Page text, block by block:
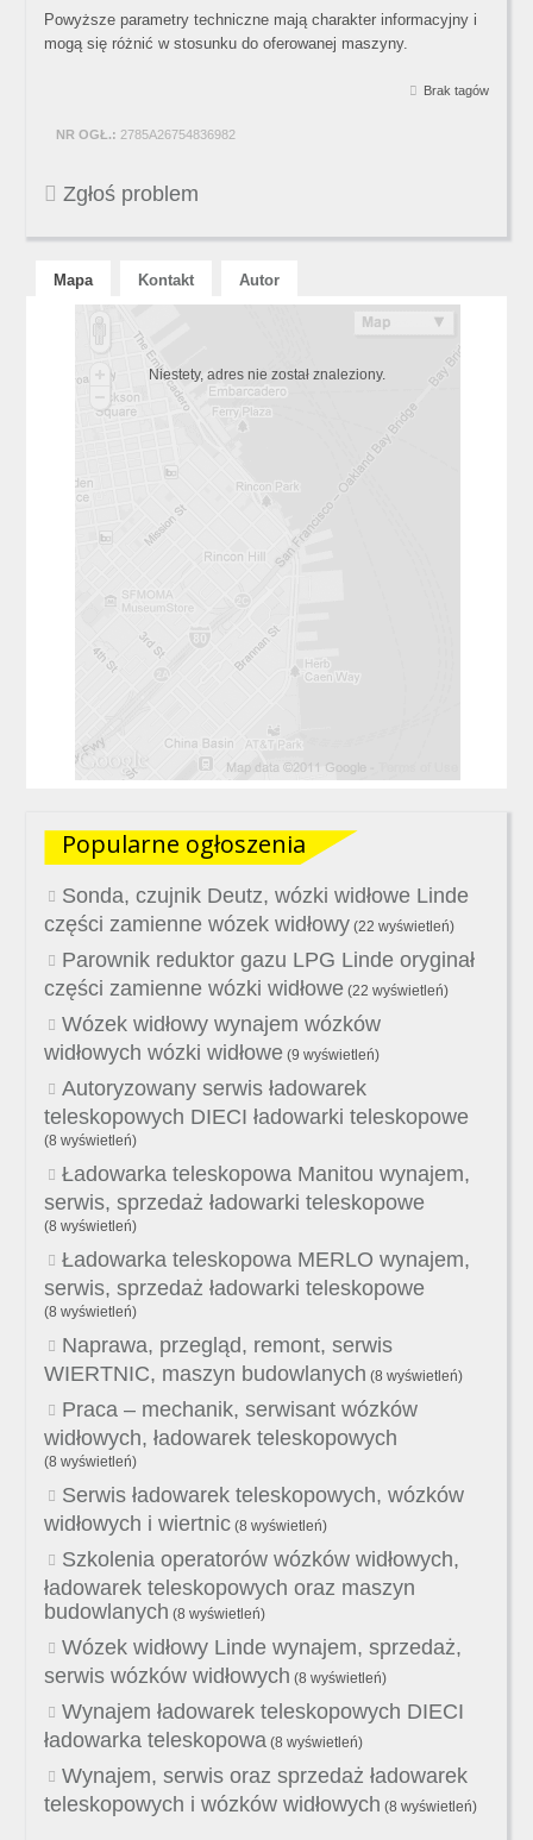
Powyższe parametry techniczne mają charakter informacyjny i
mogą się różnić w stosunku do oferowanej maszyny.
Brak tagów
NR OGŁ.: 2785A26754836982
Zgłoś problem
Mapa Kontakt Autor
Niestety, adres nie został znaleziony.
Popularne ogłoszenia
Sonda, czujnik Deutz, wózki widłowe Linde
części zamienne wózek widłowy (22 wyświetleń)
Parownik reduktor gazu LPG Linde oryginał
części zamienne wózki widłowe (22 wyświetleń)
Wózek widłowy wynajem wózków
widłowych wózki widłowe (9 wyświetleń)
Autoryzowany serwis ładowarek
teleskopowych DIECI ładowarki teleskopowe
(8 wyświetleń)
Ładowarka teleskopowa Manitou wynajem,
serwis, sprzedaż ładowarki teleskopowe
(8 wyświetleń)
Ładowarka teleskopowa MERLO wynajem,
serwis, sprzedaż ładowarki teleskopowe
(8 wyświetleń)
Naprawa, przegląd, remont, serwis
WIERTNIC, maszyn budowlanych (8 wyświetleń)
Praca – mechanik, serwisant wózków
widłowych, ładowarek teleskopowych
(8 wyświetleń)
Serwis ładowarek teleskopowych, wózków
widłowych i wiertnic (8 wyświetleń)
Szkolenia operatorów wózków widłowych,
ładowarek teleskopowych oraz maszyn
budowlanych (8 wyświetleń)
Wózek widłowy Linde wynajem, sprzedaż,
serwis wózków widłowych (8 wyświetleń)
Wynajem ładowarek teleskopowych DIECI
ładowarka teleskopowa (8 wyświetleń)
Wynajem, serwis oraz sprzedaż ładowarek
teleskopowych i wózków widłowych (8 wyświetleń)